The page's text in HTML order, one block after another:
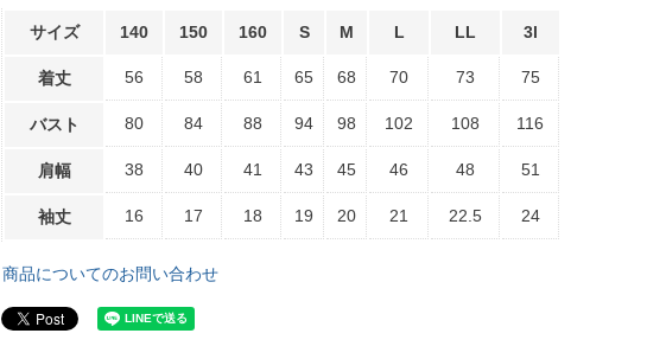
サイズ 140 150 160 S M L LL 3l
着丈 56 58 61 65 68 70 73 75
バスト 80 84 88 94 98 102 108 116
肩幅 38 40 41 43 45 46 48 51
袖丈 16 17 18 19 20 21 22.5 24
商品についてのお問い合わせ